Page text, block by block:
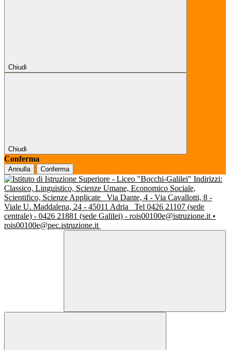
Chiudi
Chiudi
Conferma
Annulla Conferma
Indirizzi:
Classico, Linguistico, Scienze Umane, Economico Sociale,
Scientifico, Scienze Applicate
Via Dante, 4 - Via Cavallotti, 8 -
Viale U. Maddalena, 24 - 45011 Adria
Tel 0426 21107 (sede
centrale) - 0426 21881 (sede Galilei) - rois00100e@istruzione.it •
rois00100e@pec.istruzione.it